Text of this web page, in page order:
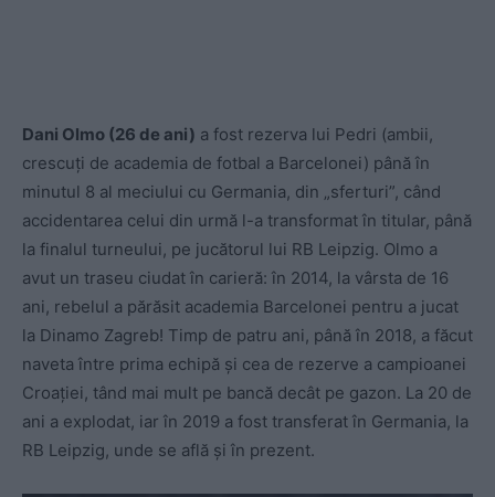
Dani Olmo (26 de ani) a fost rezerva lui Pedri (ambii,
crescuți de academia de fotbal a Barcelonei) până în
minutul 8 al meciului cu Germania, din „sferturi”, când
accidentarea celui din urmă l-a transformat în titular, până
la finalul turneului, pe jucătorul lui RB Leipzig. Olmo a
avut un traseu ciudat în carieră: în 2014, la vârsta de 16
ani, rebelul a părăsit academia Barcelonei pentru a jucat
la Dinamo Zagreb! Timp de patru ani, până în 2018, a făcut
naveta între prima echipă și cea de rezerve a campioanei
Croației, tând mai mult pe bancă decât pe gazon. La 20 de
ani a explodat, iar în 2019 a fost transferat în Germania, la
RB Leipzig, unde se află și în prezent.